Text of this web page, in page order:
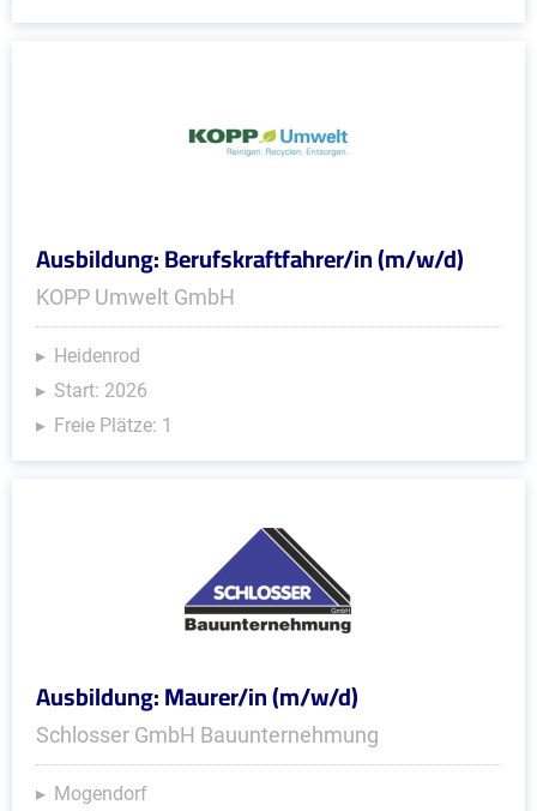
Ausbildung: Berufskraftfahrer/in (m/w/d)
KOPP Umwelt GmbH
Heidenrod
Start: 2026
Freie Plätze: 1
Ausbildung: Maurer/in (m/w/d)
Schlosser GmbH Bauunternehmung
Mogendorf